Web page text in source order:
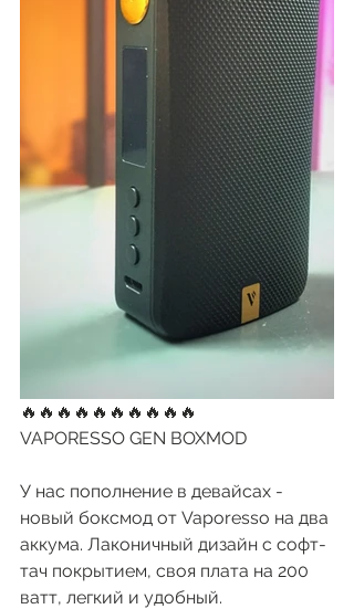
🔥🔥🔥🔥🔥🔥🔥🔥🔥🔥
VAPORESSO GEN BOXMOD
У нас пополнение в девайсах -
новый боксмод от Vaporesso на два
аккума. Лаконичный дизайн с софт-
тач покрытием, своя плата на 200
ватт, легкий и удобный.